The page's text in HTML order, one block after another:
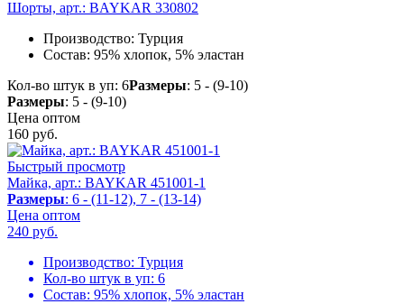
Шорты, арт.: BAYKAR 330802
Производство: Турция
Состав: 95% хлопок, 5% эластан
Кол-во штук в уп: 6Размеры: 5 - (9-10)
Размеры: 5 - (9-10)
Цена оптом
160 руб.
Быстрый просмотр
Майка, арт.: BAYKAR 451001-1
Размеры: 6 - (11-12), 7 - (13-14)
Цена оптом
240 руб.
Производство: Турция
Кол-во штук в уп: 6
Состав: 95% хлопок, 5% эластан